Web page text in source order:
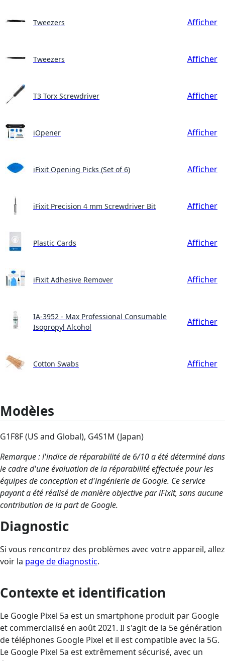
Tweezers Afficher
Tweezers Afficher
T3 Torx Screwdriver Afficher
iOpener Afficher
iFixit Opening Picks (Set of 6) Afficher
iFixit Precision 4 mm Screwdriver Bit Afficher
Plastic Cards Afficher
iFixit Adhesive Remover Afficher
IA-3952 - Max Professional Consumable
Isopropyl Alcohol
Afficher
Cotton Swabs Afficher
Modèles
G1F8F (US and Global), G4S1M (Japan)
Remarque : l'indice de réparabilité de 6/10 a été déterminé dans
le cadre d'une évaluation de la réparabilité effectuée pour les
équipes de conception et d'ingénierie de Google. Ce service
payant a été réalisé de manière objective par iFixit, sans aucune
contribution de la part de Google.
Diagnostic
Si vous rencontrez des problèmes avec votre appareil, allez
voir la page de diagnostic.
Contexte et identification
Le Google Pixel 5a est un smartphone produit par Google
et commercialisé en août 2021. Il s'agit de la 5e génération
de téléphones Google Pixel et il est compatible avec la 5G.
Le Google Pixel 5a est extrêmement sécurisé, avec un